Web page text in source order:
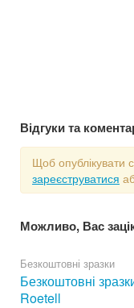
Відгуки та
Щоб опублікувати
зареєструватися
Можливо, Вас
Безкоштовні зразки
Безкоштовні
Roetell